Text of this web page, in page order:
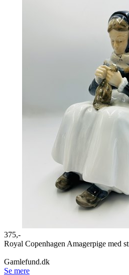
375,-
Royal Copenhagen Amagerpige med
Gamlefund.dk
Se mere